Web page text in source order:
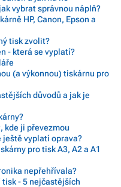
vybrat správnou náplň?
HP, Canon, Epson a
tisk zvolit?
- která se vyplatí?
(a výkonnou) tiskárnu pro
důvodů a jak je
kde ji převezmou
ještě vyplatí oprava?
pro tisk A3, A2 a A1
nepřehřívala?
- 5 nejčastějších